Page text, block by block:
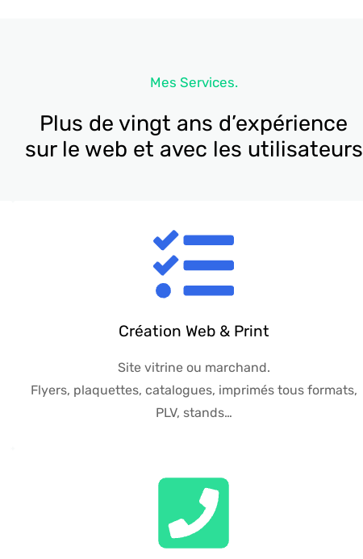
Mes Services.
Plus de vingt ans d’expérience
sur le web et avec les utilisateurs
Création Web & Print
Site vitrine ou marchand.
Flyers, plaquettes, catalogues, imprimés tous formats,
PLV, stands…